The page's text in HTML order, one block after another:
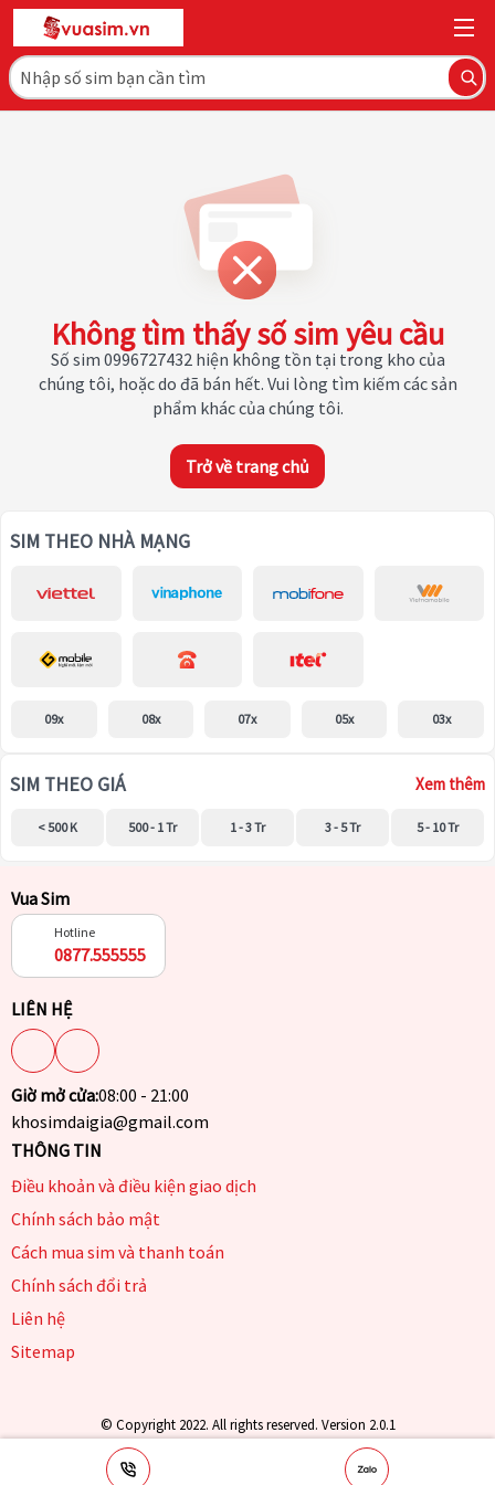
Không tìm thấy số sim yêu cầu
Số sim 0996727432 hiện không tồn tại trong kho của
chúng tôi, hoặc do đã bán hết. Vui lòng tìm kiếm các sản
phẩm khác của chúng tôi.
Trở về trang chủ
SIM THEO NHÀ MẠNG
09x 08x 07x 05x 03x
SIM THEO GIÁ Xem thêm
< 500 K 500 - 1 Tr 1 - 3 Tr 3 - 5 Tr 5 - 10 Tr
Vua Sim
Hotline
0877.555555
LIÊN HỆ
Giờ mở cửa:08:00 - 21:00
khosimdaigia@gmail.com
THÔNG TIN
Điều khoản và điều kiện giao dịch
Chính sách bảo mật
Cách mua sim và thanh toán
Chính sách đổi trả
Liên hệ
Sitemap
© Copyright 2022. All rights reserved. Version 2.0.1